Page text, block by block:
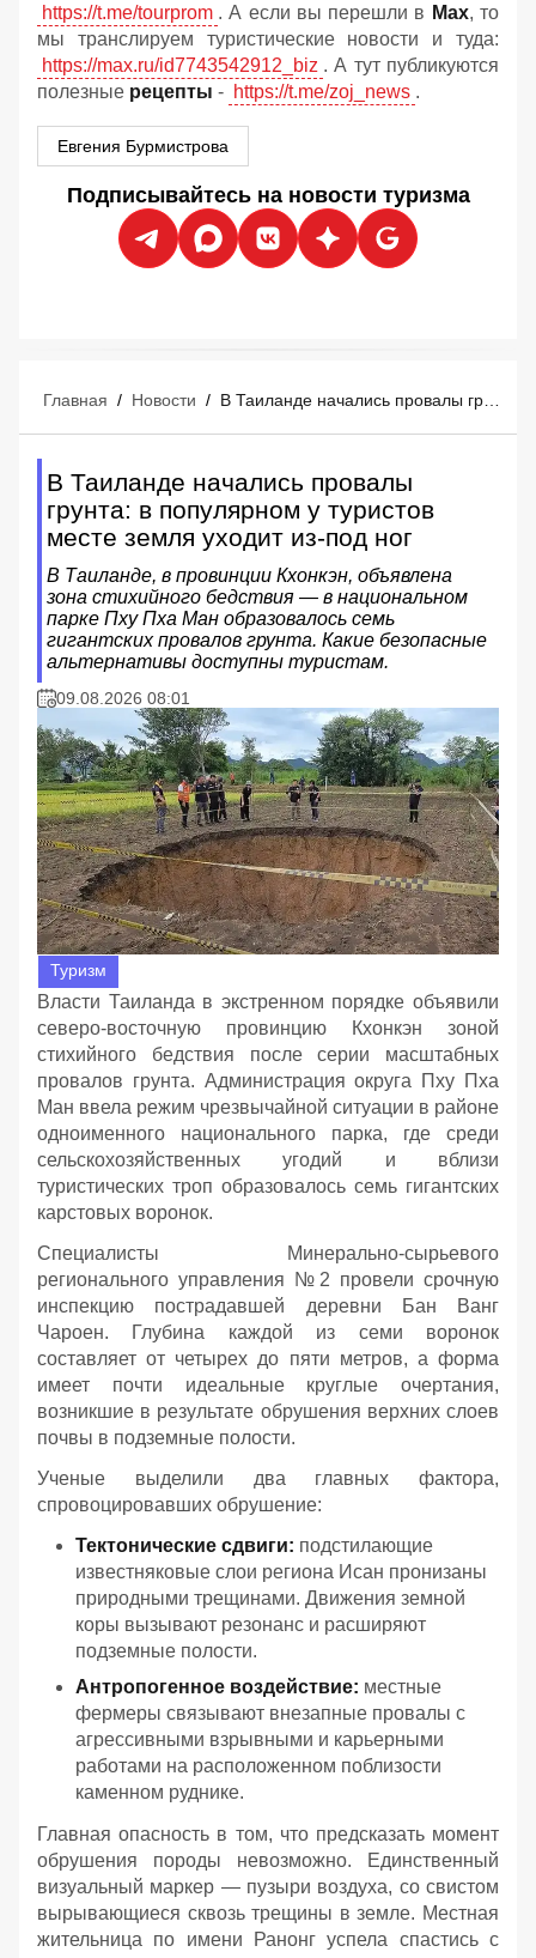
https://t.me/tourprom . А если вы перешли в Мах, то
мы транслируем туристические новости и туда:
https://max.ru/id7743542912_biz . А тут публикуются
полезные рецепты - https://t.me/zoj_news .
Евгения Бурмистрова
Подписывайтесь на новости туризма
Главная / Новости /
В Таиланде начались провалы
грунта: в популярном у туристов
месте земля уходит из-под ног
В Таиланде, в провинции Кхонкэн, объявлена
зона стихийного бедствия — в национальном
парке Пху Пха Ман образовалось семь
гигантских провалов грунта. Какие безопасные
альтернативы доступны туристам.
09.08.2026 08:01
Туризм
Власти Таиланда в экстренном порядке объявили
северо-восточную провинцию Кхонкэн зоной
стихийного бедствия после серии масштабных
провалов грунта. Администрация округа Пху Пха
Ман ввела режим чрезвычайной ситуации в районе
одноименного национального парка, где среди
сельскохозяйственных угодий и вблизи
туристических троп образовалось семь гигантских
карстовых воронок.
Специалисты Минерально-сырьевого
регионального управления №2 провели срочную
инспекцию пострадавшей деревни Бан Ванг
Чароен. Глубина каждой из семи воронок
составляет от четырех до пяти метров, а форма
имеет почти идеальные круглые очертания,
возникшие в результате обрушения верхних слоев
почвы в подземные полости.
Ученые выделили два главных фактора,
спровоцировавших обрушение:
Тектонические сдвиги: подстилающие
известняковые слои региона Исан пронизаны
природными трещинами. Движения земной
коры вызывают резонанс и расширяют
подземные полости.
Антропогенное воздействие: местные
фермеры связывают внезапные провалы с
агрессивными взрывными и карьерными
работами на расположенном поблизости
каменном руднике.
Главная опасность в том, что предсказать момент
обрушения породы невозможно. Единственный
визуальный маркер — пузыри воздуха, со свистом
вырывающиеся сквозь трещины в земле. Местная
жительница по имени Ранонг успела спастись с